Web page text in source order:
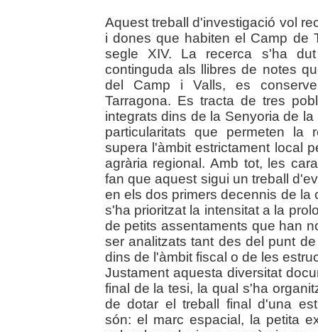
Aquest treball d'investigació vol
i dones que habiten el Camp de
segle XIV. La recerca s'ha
continguda als llibres de notes
del Camp i Valls, es
Tarragona. Es tracta de tres
integrats dins de la Senyoria de
particularitats que permeten la
supera l'àmbit estrictament local
agrària regional. Amb tot, les
fan que aquest sigui un treball
en els dos primers decennis de
s'ha prioritzat la intensitat a la
de petits assentaments que han
ser analitzats tant des del punt
dins de l'àmbit fiscal o de les
Justament aquesta diversitat
final de la tesi, la qual s'ha
de dotar el treball final d'una
són: el marc espacial, la petita